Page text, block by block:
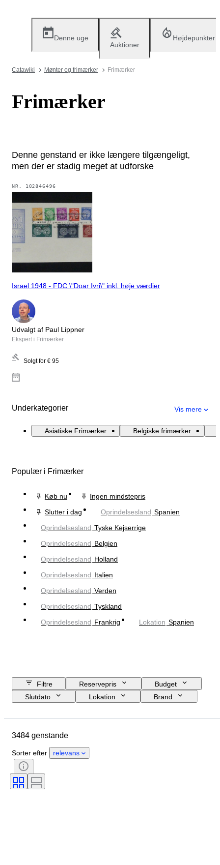
Denne uge
Auktioner
Højdepunkter
Catawiki Mønter og frimærker Frimærker
Frimærker
Denne genstand er ikke længere tilgængeligt,
men der er stadig meget at udforske
NR. 102846496
Israel 1948 - FDC \"Doar Ivri\" inkl. høje værdier
Udvalgt af Paul Lippner
Ekspert i Frimærker
Solgt for € 95
Underkategorier Vis mere
Asiatiske Frimærker Belgiske frimærker
Populær i Frimærker
Køb nu
Ingen mindstepris
Slutter i dag
Oprindelsesland Spanien
Oprindelsesland Tyske Kejserrige
Oprindelsesland Belgien
Oprindelsesland Holland
Oprindelsesland Italien
Oprindelsesland Verden
Oprindelsesland Tyskland
Oprindelsesland Frankrig Lokation Spanien
Filtre Reservepris
Budget
Slutdato
Lokation
Brand
Periode
Teknik
Bind
Udgave
Farve
Tilskrivning
3484 genstande
Sorter efter relevans